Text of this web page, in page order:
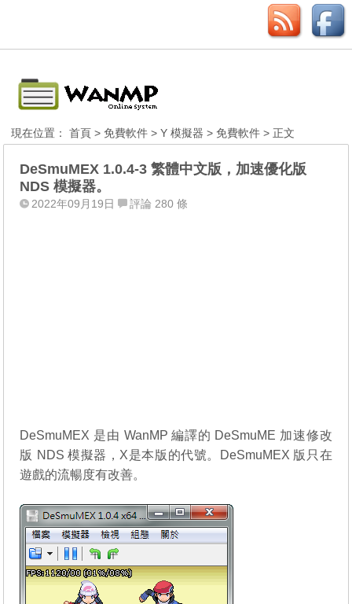
現在位置：首頁 >免費軟件 >Y 模擬器 >免費軟件 > 正文
DeSmuMEX 1.0.4-3 繁體中文版，加速優化版
NDS 模擬器。
2022年09月19日 評論 280 條
DeSmuMEX 是由 WanMP 編譯的 DeSmuME 加速修改
版 NDS 模擬器，X是本版的代號。DeSmuMEX 版只在
遊戲的流暢度有改善。